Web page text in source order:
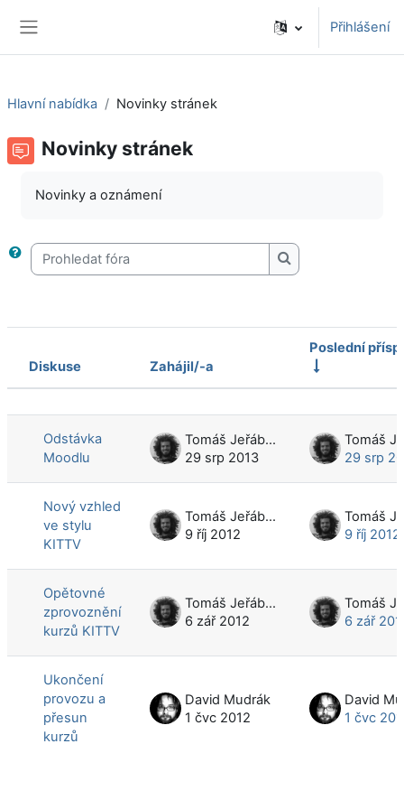
Přihlášení
Hlavní nabídka Novinky stránek
Novinky stránek
Novinky a oznámení
Prohledat fóra
Prohledat fóra
Stav
Diskuse Zahájil/-a
Poslední
Odstávka
Moodlu
Tomáš Jeřábek
29 srp 2013
29 srp
Nový vzhled
ve stylu
KITTV
Tomáš Jeřábek
9 říj 2012
9 říj 2012
Opětovné
zprovoznění
kurzů KITTV
Tomáš Jeřábek
6 zář 2012
6 zář
Ukončení
provozu a
přesun
kurzů
David Mudrák
1 čvc 2012
David
1 čvc